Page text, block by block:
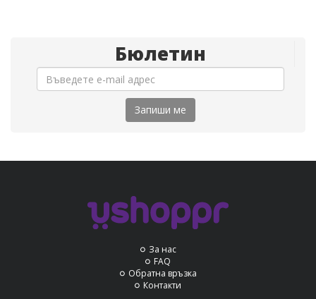
Бюлетин
Запиши ме
За нас
FAQ
Обратна връзка
Контакти